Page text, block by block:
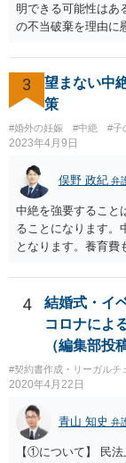
明できる可能性はあ
の不当破棄を理由に
3
望まない中
策
#婚外の妊娠 #中絶 #子
2023年4月9日
俣野 政紀 弁
中絶を強要すること
ることになります。
となります。養育費
勧めします。
4
結婚式・イ
コロナによ
（編集部投
#契約書作成・リーガルチ
2020年4月22日
青山 知史 弁
【①について】 民